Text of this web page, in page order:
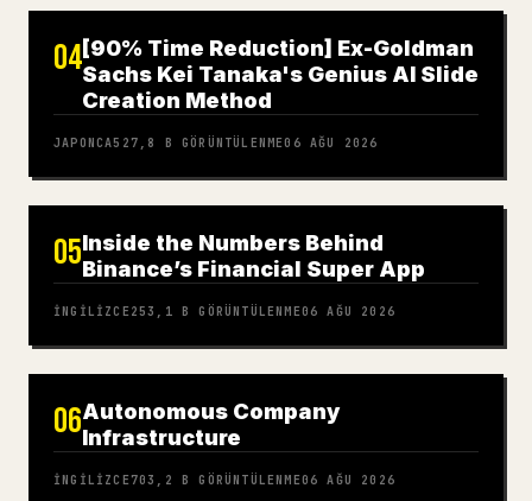
04[90% Time Reduction] Ex-Goldman
Sachs Kei Tanaka's Genius AI Slide
Creation Method
JAPONCA527,8 B GÖRÜNTÜLENME06 AĞU 2026
05Inside the Numbers Behind
Binance’s Financial Super App
İNGILIZCE 253,1 B GÖRÜNTÜLENME06 AĞU 2026
06Autonomous Company
Infrastructure
İNGILIZCE703,2 B GÖRÜNTÜLENME06 AĞU 2026